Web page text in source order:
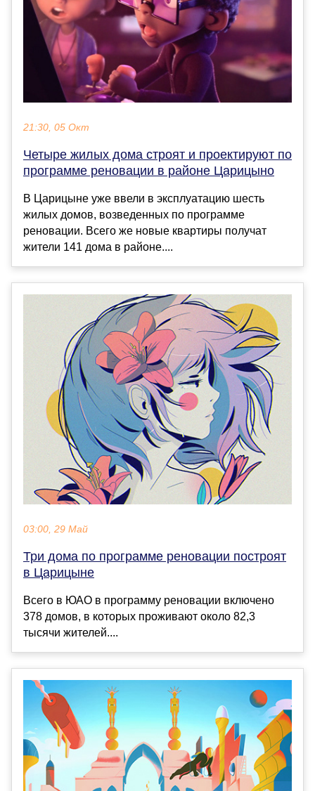
21:30, 05 Окт
Четыре жилых дома строят и проектируют по
программе реновации в районе Царицыно
В Царицыне уже ввели в эксплуатацию шесть
жилых домов, возведенных по программе
реновации. Всего же новые квартиры получат
жители 141 дома в районе....
03:00, 29 Май
Три дома по программе реновации построят
в Царицыне
Всего в ЮАО в программу реновации включено
378 домов, в которых проживают около 82,3
тысячи жителей....